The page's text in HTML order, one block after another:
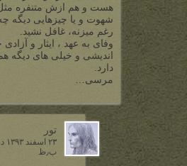
هست و هم ازش متنفره
شهوت و یا چیزهایی دیگه
رغم میزنه، غافل نشید.
وفای به عهد ، ایثار و
اندیشی و خیلی های دیگه
دارد.
مرسی…
تور
ب٫ظ